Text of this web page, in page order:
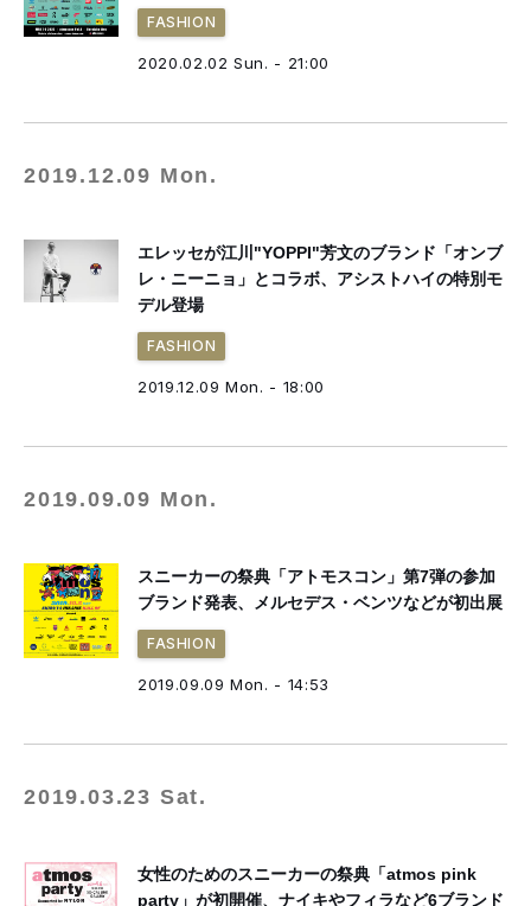
FASHION
2020.02.02 Sun. - 21:00
2019.12.09 Mon.
エレッセが江川"YOPPI"芳文のブランド「オンブ
レ・ニーニョ」とコラボ、アシストハイの特別モ
デル登場
FASHION
2019.12.09 Mon. - 18:00
2019.09.09 Mon.
スニーカーの祭典「アトモスコン」第7弾の参加
ブランド発表、メルセデス・ベンツなどが初出展
FASHION
2019.09.09 Mon. - 14:53
2019.03.23 Sat.
女性のためのスニーカーの祭典「atmos pink
party」が初開催、ナイキやフィラなど6ブランド